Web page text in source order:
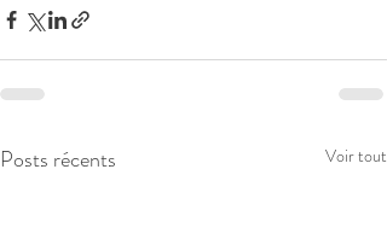
Posts récents Voir tout